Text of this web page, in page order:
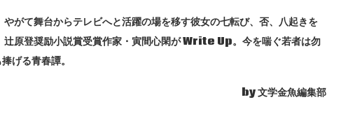
やがて舞台からテレビへと活躍の場を移す彼女の七転び、否、八起きを
辻原登奨励小説賞受賞作家・寅間心閑が Write Up。今を喘ぐ若者は勿
げる青春譚。
by 文学金魚編集部